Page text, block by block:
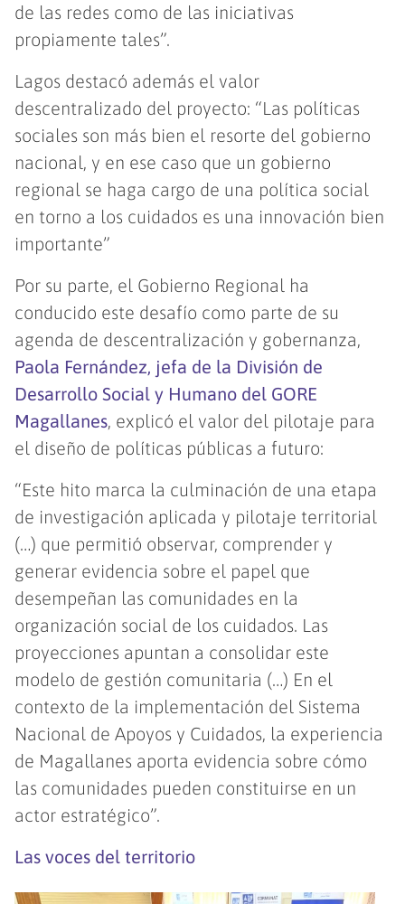
de las redes como de las iniciativas
propiamente tales”.
Lagos destacó además el valor
descentralizado del proyecto: “Las políticas
sociales son más bien el resorte del gobierno
nacional, y en ese caso que un gobierno
regional se haga cargo de una política social
en torno a los cuidados es una innovación bien
importante”
Por su parte, el Gobierno Regional ha
conducido este desafío como parte de su
agenda de descentralización y gobernanza,
Paola Fernández, jefa de la División de
Desarrollo Social y Humano del GORE
Magallanes, explicó el valor del pilotaje para
el diseño de políticas públicas a futuro:
“Este hito marca la culminación de una etapa
de investigación aplicada y pilotaje territorial
(…) que permitió observar, comprender y
generar evidencia sobre el papel que
desempeñan las comunidades en la
organización social de los cuidados. Las
proyecciones apuntan a consolidar este
modelo de gestión comunitaria (…) En el
contexto de la implementación del Sistema
Nacional de Apoyos y Cuidados, la experiencia
de Magallanes aporta evidencia sobre cómo
las comunidades pueden constituirse en un
actor estratégico”.
Las voces del territorio